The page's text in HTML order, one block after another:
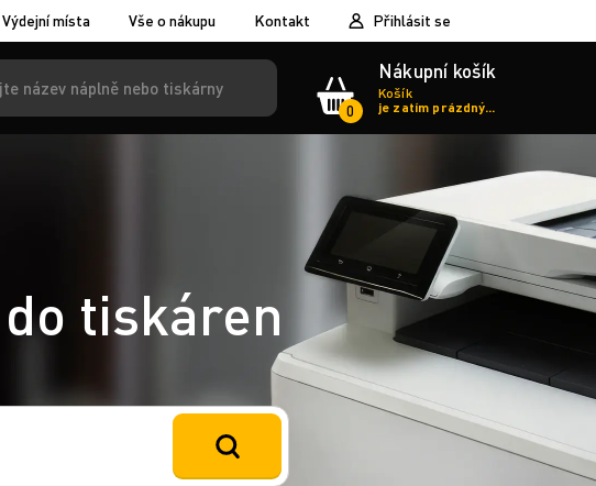
Výdejní místa Vše o nákupu Kontakt Přihlásit se
0
Nákupní košík
Košík
je zatím prázdný...
tiskáren